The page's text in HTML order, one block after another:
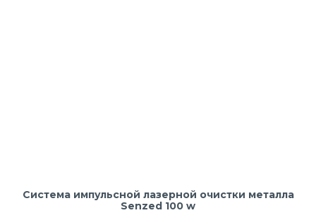
Система импульсной лазерной очистки металла
Senzed 100 w